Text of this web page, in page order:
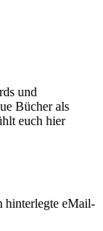
und
Bücher als
euch hier
hinterlegte eMail-